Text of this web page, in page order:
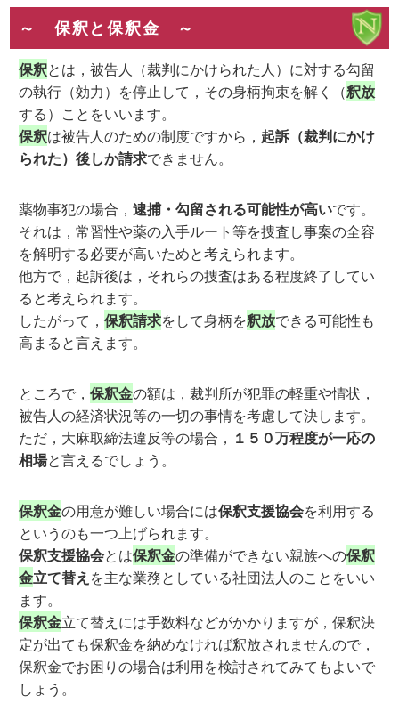
～ 保釈と保釈金 ～
保釈とは，被告人（裁判にかけられた人）に対する勾留
の執行（効力）を停止して，その身柄拘束を解く（釈放
する）ことをいいます。
保釈は被告人のための制度ですから， 起訴（裁判にかけ
られた）後しか請求できません。
薬物事犯の場合，逮捕・勾留される可能性が高いです。
それは，常習性や薬の入手ルート等を捜査し事案の全容
を解明する必要が高いためと考えられます。
他方で，起訴後は，それらの捜査はある程度終了してい
ると考えられます。
したがって，保釈請求をして身柄を釈放できる可能性も
高まると言えます。
ところで，保釈金の額は，裁判所が犯罪の軽重や情状，
被告人の経済状況等の一切の事情を考慮して決します。
ただ，大麻取締法違反等の場合， １５０万程度が一応の
相場と言えるでしょう。
保釈金の用意が難しい場合には保釈支援協会を利用する
というのも一つ上げられます。
保釈支援協会とは保釈金の準備ができない親族への保釈
金立て替え を主な業務としている社団法人のことをいい
ます。
保釈金立て替えには手数料などがかかりますが，保釈決
定が出ても保釈金を納めなければ釈放されませんので，
保釈金でお困りの場合は利用を検討されてみてもよいで
しょう。